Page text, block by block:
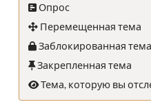
Опрос
Перемещенная тема
Заблокированная тема
Закрепленная тема
Тема, которую вы